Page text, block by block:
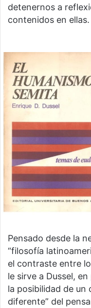
detenernos a
contenidos en ellas.
Pensado desde la
“filosofía
el contraste entre
le sirve a Dussel,
la posibilidad de un
diferente” del